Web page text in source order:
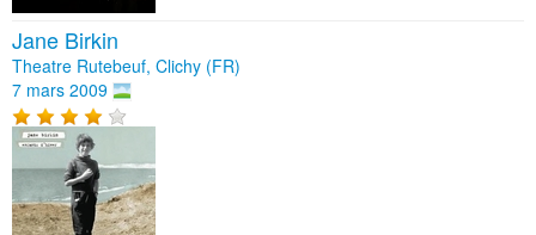
Jane Birkin
Theatre Rutebeuf, Clichy (FR)
7 mars 2009